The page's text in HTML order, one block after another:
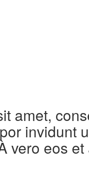
amet,
invidunt
vero eos